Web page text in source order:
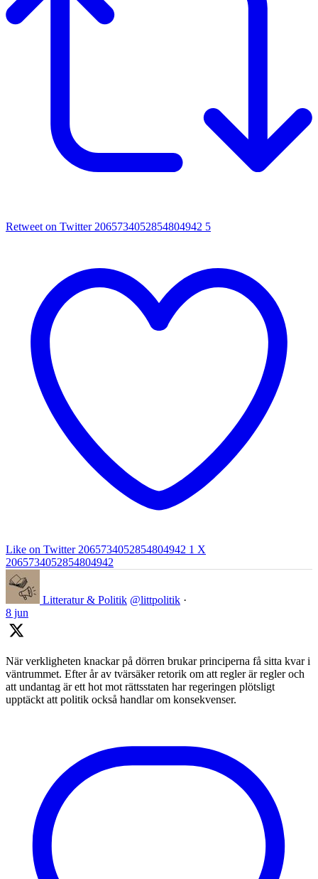
Retweet on Twitter 2065734052854804942 5
Like on Twitter 2065734052854804942 1 X
2065734052854804942
Litteratur & Politik @littpolitik ·
8 jun
När verkligheten knackar på dörren brukar principerna få sitta kvar i
väntrummet. Efter år av tvärsäker retorik om att regler är regler och
att undantag är ett hot mot rättsstaten har regeringen plötsligt
upptäckt att politik också handlar om konsekvenser.